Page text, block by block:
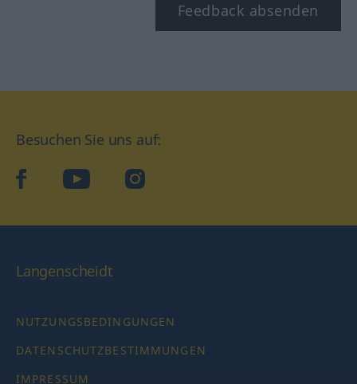
Feedback absenden
Besuchen Sie uns auf:
facebookYouTube Instagram
Langenscheidt
NUTZUNGSBEDINGUNGEN
DATENSCHUTZBESTIMMUNGEN
IMPRESSUM